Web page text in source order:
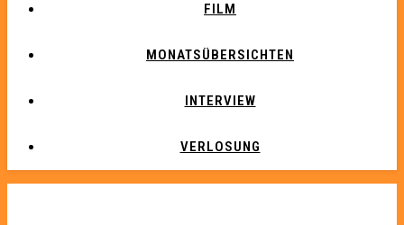
FILM
MONATSÜBERSICHTEN
INTERVIEW
VERLOSUNG